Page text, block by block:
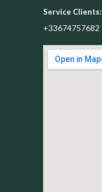
Service Clients:
+33674757682